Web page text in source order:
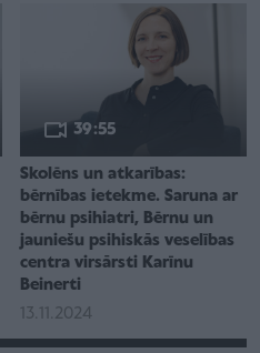
39:55
Skolēns un atkarības:
bērnības ietekme. Saruna ar
bērnu psihiatri, Bērnu un
jauniešu psihiskās veselības
centra virsārsti Karīnu
Beinerti
13.11.2024